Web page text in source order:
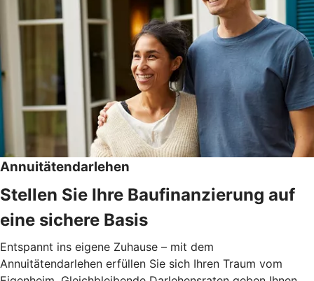
Annuitätendarlehen
Stellen Sie Ihre Baufinanzierung auf
eine sichere Basis
Entspannt ins eigene Zuhause – mit dem
Annuitätendarlehen erfüllen Sie sich Ihren Traum vom